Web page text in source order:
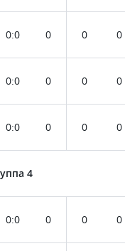
0:0 0 0 0
0:0 0 0 0
0:0 0 0 0
4
0:0 0 0 0